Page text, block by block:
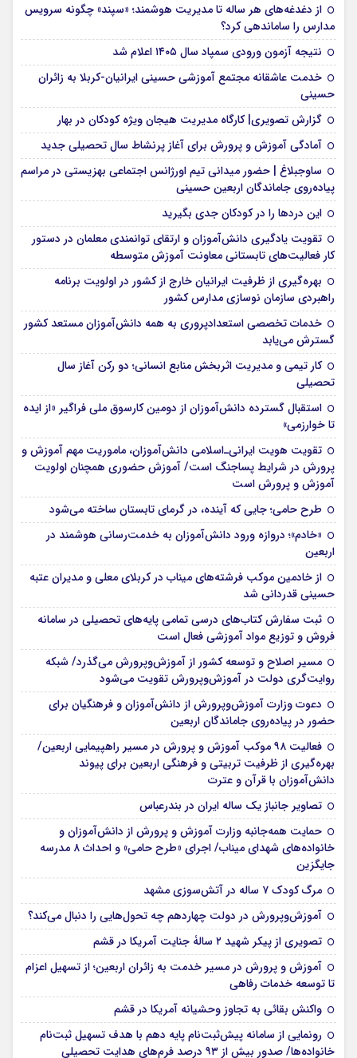
از دغدغه‌های هر ساله تا مدیریت هوشمند؛ «سپند» چگونه سرویس
مدارس را ساماندهی کرد؟
نتیجه آزمون ورودی سمپاد سال ۱۴۰۵ اعلام شد
خدمت عاشقانه مجتمع آموزشی‌ حسینی ایرانیان-کربلا به زائران
حسینی
گزارش تصویری| کارگاه مدیریت هیجان ویژه کودکان در بهار
آمادگی آموزش و پرورش برای آغاز پرنشاط سال تحصیلی جدید
ساوجبلاغ | حضور میدانی تیم اورژانس اجتماعی بهزیستی در مراسم
پیاده‌روی جاماندگان اربعین حسینی
این درد‌ها را در کودکان جدی بگیرید
تقویت یادگیری دانش‌آموزان و ارتقای توانمندی معلمان در دستور
کار فعالیت‌های تابستانی معاونت آموزش متوسطه
بهره‌گیری از ظرفیت ایرانیان خارج از کشور در اولویت برنامه
راهبردی سازمان نوسازی مدارس کشور
خدمات تخصصی استعدادپروری به همه دانش‌آموزان مستعد کشور
گسترش می‌یابد
کار تیمی و مدیریت اثربخش منابع انسانی؛ دو رکن آغاز سال
تحصیلی
استقبال گسترده دانش‌آموزان از دومین کارسوق ملی فراگیر «از ایده
تا خوارزمی»
تقویت هویت ایرانی‌ـ‌اسلامی دانش‌آموزان، ماموریت مهم آموزش و
پرورش در شرایط پساجنگ است/ آموزش حضوری همچنان اولویت
آموزش و پرورش است
طرح حامی؛ جایی که آینده، در گرمای تابستان ساخته می‌شود
«خادم»؛ دروازه ورود دانش‌آموزان به خدمت‌رسانی هوشمند در
اربعین
از خادمین موکب فرشته‌های میناب در کربلای معلی و مدیران عتبه
حسینی قدردانی شد
ثبت سفارش کتاب‌های درسی تمامی پایه‌های تحصیلی در سامانه
فروش و توزیع مواد آموزشی فعال است
مسیر اصلاح و توسعه کشور از آموزش‌وپرورش می‌گذرد/ شبکه
روایت‌‌گری دولت در آموزش‌وپرورش تقویت می‌شود
دعوت وزارت آموزش‌وپرورش از دانش‌آموزان و فرهنگیان برای
حضور در پیاده‌روی جاماندگان اربعین
فعالیت ۹۸ موکب آموزش و پرورش در مسیر راهپیمایی اربعین/
بهره‌گیری از ظرفیت تربیتی و فرهنگی اربعین برای پیوند
دانش‌آموزان با قرآن و عترت
تصاویر جانباز یک ساله ایران در بندرعباس
حمایت همه‌جانبه وزارت آموزش و پرورش از دانش‌آموزان و
خانواده‌های شهدای میناب/ اجرای «طرح حامی» و احداث ۸ مدرسه
جایگزین
مرگ کودک ۷ ساله در آتش‌سوزی مشهد
آموزش‌وپرورش در دولت چهاردهم چه تحول‌هایی را دنبال می‌کند؟
تصویری از پیکر شهید ۲ سالۀ جنایت آمریکا در قشم
آموزش و پرورش در مسیر خدمت به زائران اربعین؛ از تسهیل اعزام
تا توسعه خدمات رفاهی
واکنش بقائی به تجاوز وحشیانه آمریکا در قشم
رونمایی از سامانه پیش‌ثبت‌نام پایه دهم با هدف تسهیل ثبت‌نام
خانواده‌ها/ صدور بیش از ۹۳ درصد فرم‌های هدایت تحصیلی